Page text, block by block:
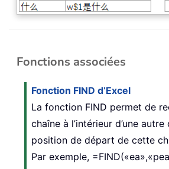
Fonctions associées
Fonction FIND d’Excel
La fonction FIND permet de
chaîne à l’intérieur d’une
position de départ de cette
Par exemple,